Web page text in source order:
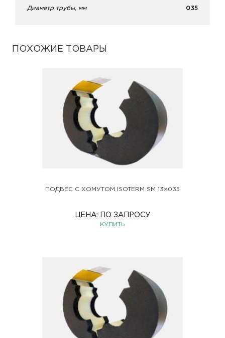
Диаметр трубы, мм 035
ПОХОЖИЕ ТОВАРЫ
ПОДВЕС С ХОМУТОМ ISOTERM SM 13×035
ЦЕНА: ПО ЗАПРОСУ
КУПИТЬ